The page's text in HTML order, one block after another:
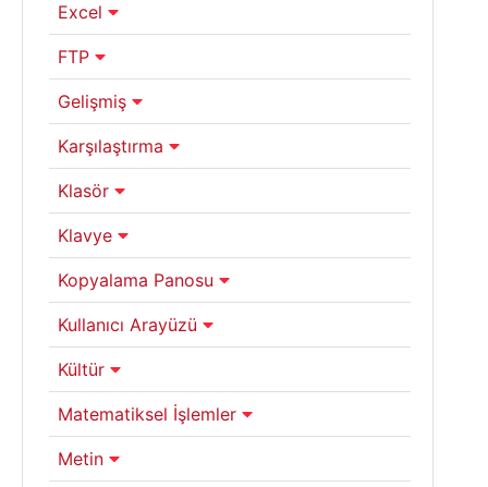
Excel
FTP
Gelişmiş
Karşılaştırma
Klasör
Klavye
Kopyalama Panosu
Kullanıcı Arayüzü
Kültür
Matematiksel İşlemler
Metin